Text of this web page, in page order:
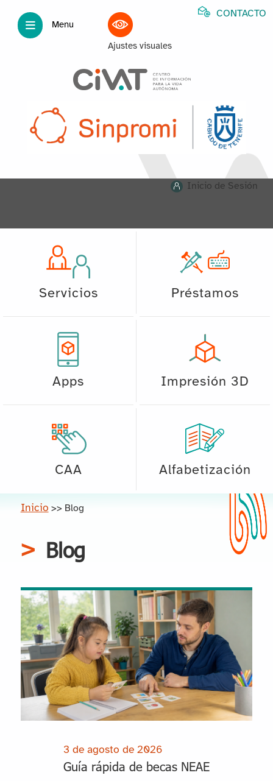
Menu
Ajustes visuales
CONTACTO
Inicio de Sesión
Servicios Préstamos
Apps Impresión 3D
CAA Alfabetización
Inicio >> Blog
Blog
3 de agosto de 2026
Guía rápida de becas NEAE